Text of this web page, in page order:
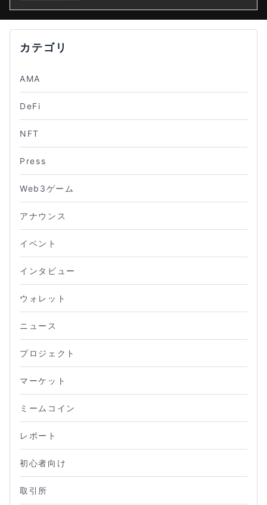
カテゴリ
AMA
DeFi
NFT
Press
Web3ゲーム
アナウンス
イベント
インタビュー
ウォレット
ニュース
プロジェクト
マーケット
ミームコイン
レポート
初心者向け
取引所